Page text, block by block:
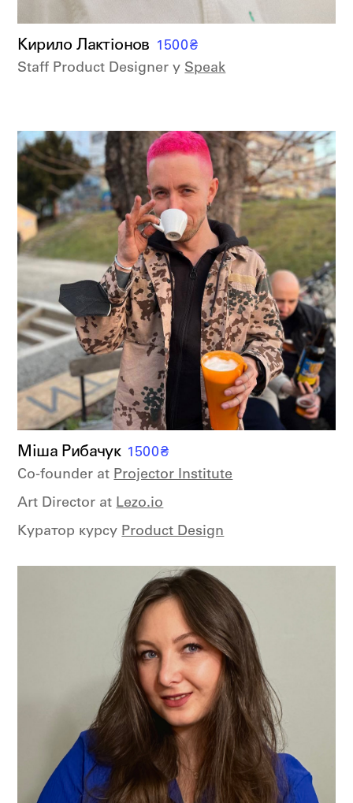
Кирило Лактiонов 1500₴
Staff Product Designer у Speak
Міша Рибачук 1500₴
Co-founder at Projector Institute
Art Director at Lezo.io
Куратор курсу Product Design